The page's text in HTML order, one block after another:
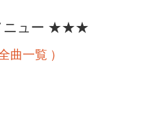
ニュー ★★★
曲一覧 ）